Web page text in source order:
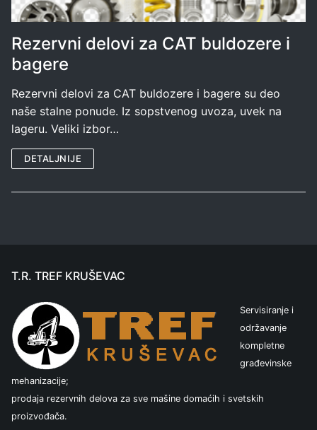
Rezervni delovi za CAT buldozere i
bagere
Rezervni delovi za CAT buldozere i bagere su deo
naše stalne ponude. Iz sopstvenog uvoza, uvek na
lageru. Veliki izbor…
DETALJNIJE
T.R. TREF KRUŠEVAC
Servisiranje i
održavanje
kompletne
građevinske
mehanizacije;
prodaja rezervnih delova za sve mašine domaćih i svetskih
proizvođača.